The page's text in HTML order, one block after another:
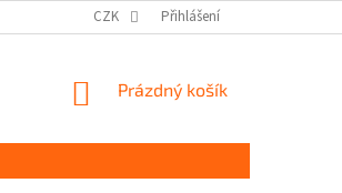
CZK Přihlášení
NÁKUPNÍ
Prázdný košík